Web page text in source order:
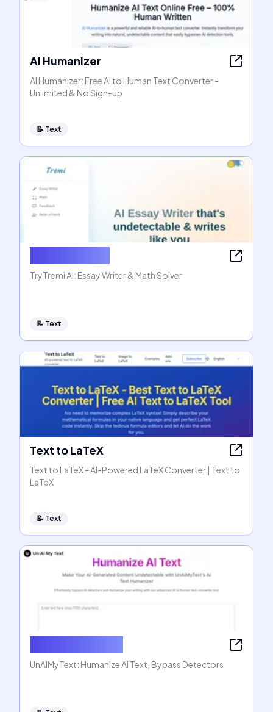
AI Humanizer
AI Humanizer: Free AI to Human Text Converter -
Unlimited & No Sign-up
📝 Text
TryTremi AI: Essay Writer & Math Solver
📝 Text
Text to LaTeX
Text to LaTeX - AI-Powered LaTeX Converter | Text to
LaTeX
📝 Text
UnAIMyText: Humanize AI Text, Bypass Detectors